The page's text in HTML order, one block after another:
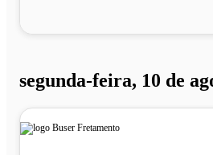
segunda-feira, 10 de